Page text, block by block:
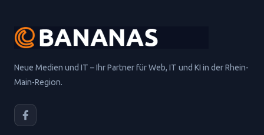
Neue Medien und IT – Ihr Partner für Web, IT und KI in der Rhein-
Main-Region.